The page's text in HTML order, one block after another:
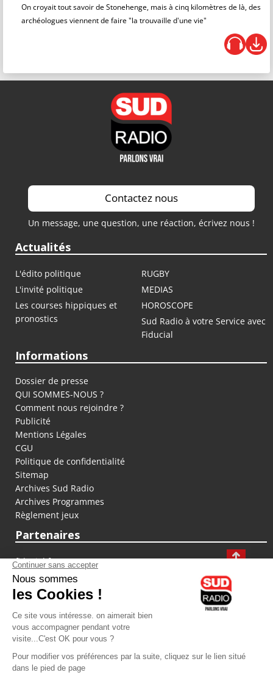
On croyait tout savoir de Stonehenge, mais à cinq kilomètres de là, des
archéologues viennent de faire "la trouvaille d'une vie"
Contactez nous
Un message, une question, une réaction, écrivez nous !
Actualités
L'édito politique
RUGBY
L'invité politique
MEDIAS
Les courses hippiques et
pronostics
HOROSCOPE
Sud Radio à votre Service avec
Fiducial
Informations
Dossier de presse
QUI SOMMES-NOUS ?
Comment nous rejoindre ?
Publicité
Mentions Légales
CGU
Politique de confidentialité
Sitemap
Archives Sud Radio
Archives Programmes
Règlement jeux
Partenaires
fiducial.fr
lyoncapitale.fr
olympique-et-lyonnais.com
L'application Iphone / Android
Téléchargez l'application